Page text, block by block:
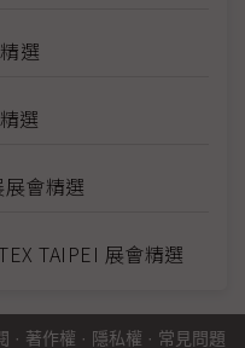
選
選
會精選
TAIPEI 展會精選
· 著作權 · 隱私權 · 常見問題